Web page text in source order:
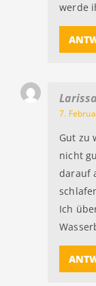
werde
7.
Gut zu
nicht
darauf
Ich